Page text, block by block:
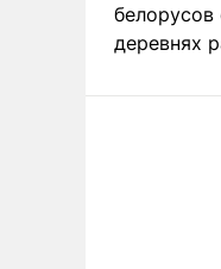
белорусов
деревнях